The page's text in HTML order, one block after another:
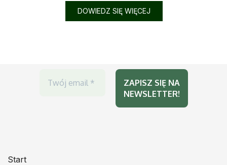
DOWIEDZ SIĘ WIĘCEJ
Start